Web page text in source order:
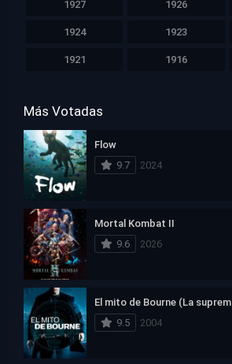
1927 1926
1924 1923
1921 1916
Más Votadas
Flow
9.7
2024
Mortal Kombat II
9.6
2026
El mito de Bourne (La
9.5
2004